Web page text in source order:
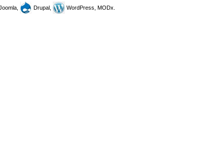
Drupal, WordPress, MODx.